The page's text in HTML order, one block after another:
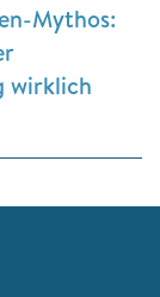
Mythos:
wirklich